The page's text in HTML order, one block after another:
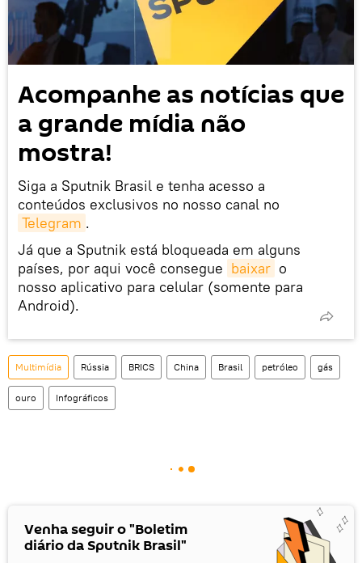
Acompanhe as notícias que
a grande mídia não
mostra!
Siga a Sputnik Brasil e tenha acesso a
conteúdos exclusivos no nosso canal no
Telegram .
Já que a Sputnik está bloqueada em alguns
países, por aqui você consegue baixar o
nosso aplicativo para celular (somente para
Android).
Multimídia Rússia BRICS China Brasil petróleo gás
ouro Infográficos
Venha seguir o "Boletim
diário da Sputnik Brasil"